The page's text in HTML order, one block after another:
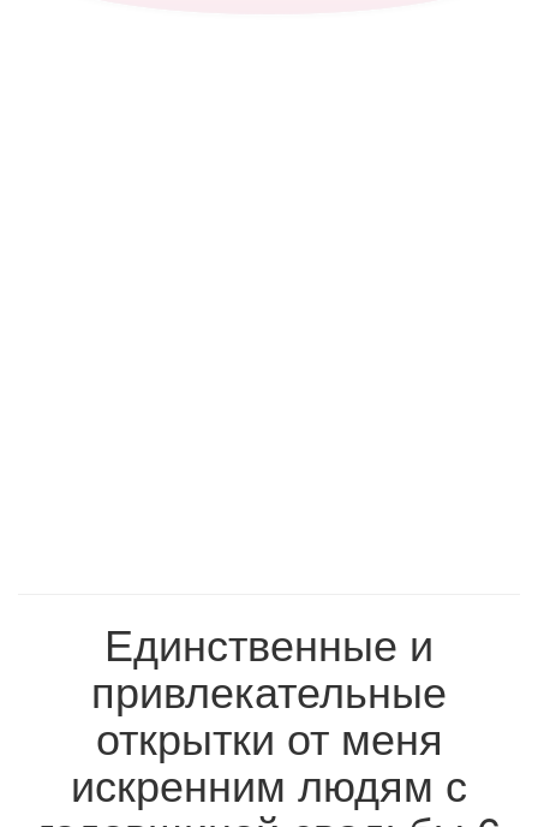
Единственные и
привлекательные
открытки от меня
искренним людям с